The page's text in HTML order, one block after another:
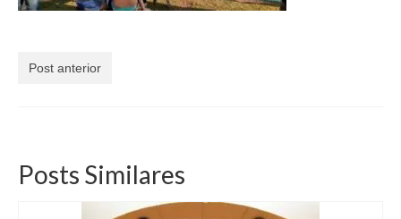
Currículo
Post anterior
Posts Similares